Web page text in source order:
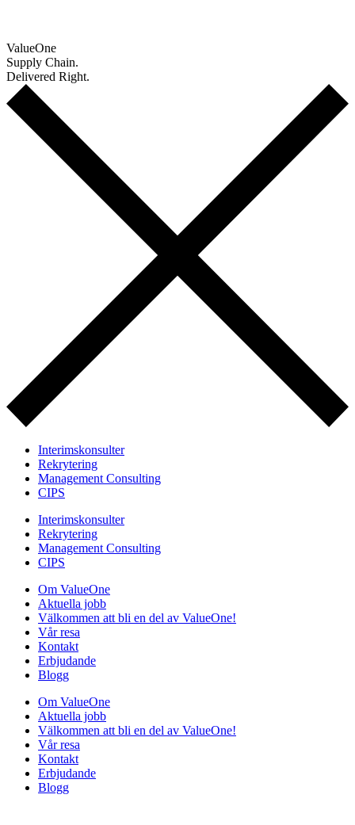
ValueOne
Supply Chain.
Delivered Right.
Interimskonsulter
Rekrytering
Management Consulting
CIPS
Interimskonsulter
Rekrytering
Management Consulting
CIPS
Om ValueOne
Aktuella jobb
Välkommen att bli en del av ValueOne!
Vår resa
Kontakt
Erbjudande
Blogg
Om ValueOne
Aktuella jobb
Välkommen att bli en del av ValueOne!
Vår resa
Kontakt
Erbjudande
Blogg